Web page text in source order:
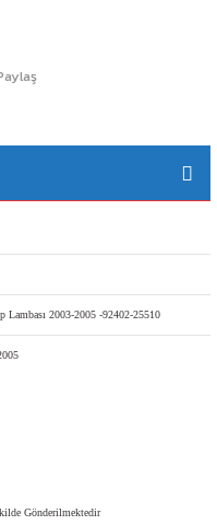
2003-2005 -92402-25510
Gönderilmektedir